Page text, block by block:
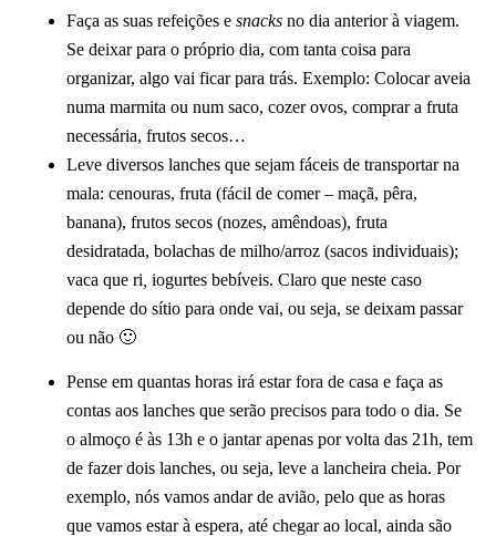
Faça as suas refeições e snacks no dia anterior à viagem.
Se deixar para o próprio dia, com tanta coisa para
organizar, algo vai ficar para trás. Exemplo: Colocar aveia
numa marmita ou num saco, cozer ovos, comprar a fruta
necessária, frutos secos…
Leve diversos lanches que sejam fáceis de transportar na
mala: cenouras, fruta (fácil de comer – maçã, pêra,
banana), frutos secos (nozes, amêndoas), fruta
desidratada, bolachas de milho/arroz (sacos individuais);
vaca que ri iogurtes bebíveis. Claro que neste caso
depende do sítio para onde vai, ou seja, se deixam passar
ou não 🙂
Pense em quantas horas irá estar fora de casa e faça as
contas aos lanches que serão precisos para todo o dia. Se
o almoço é às 13h e o jantar apenas por volta das 21h, tem
de fazer dois lanches, ou seja, leve a lancheira cheia. Por
exemplo, nós vamos andar de avião, pelo que as horas
que vamos estar à espera, até chegar ao local, ainda são